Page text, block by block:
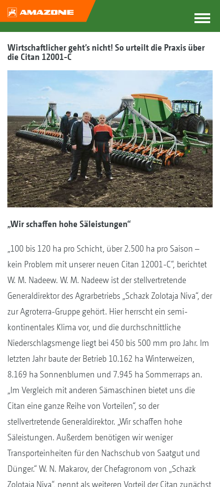
Wirtschaftlicher geht’s nicht! So urteilt die Praxis über
die Citan 12001-C
„Wir schaffen hohe Säleistungen“
„100 bis 120 ha pro Schicht, über 2.500 ha pro Saison –
kein Problem mit unserer neuen Citan 12001-C“, berichtet
W. M. Nadeew. W. M. Nadeew ist der stellvertretende
Generaldirektor des Agrarbetriebs „Schazk Zolotaja Niva“, der
zur Agroterra-Gruppe gehört. Hier herrscht ein semi-
kontinentales Klima vor, und die durchschnittliche
Niederschlagsmenge liegt bei 450 bis 500 mm pro Jahr. Im
letzten Jahr baute der Betrieb 10.162 ha Winterweizen,
8.169 ha Sonnenblumen und 7.945 ha Sommerraps an.
„Im Vergleich mit anderen Sämaschinen bietet uns die
Citan eine ganze Reihe von Vorteilen“, so der
stellvertretende Generaldirektor. „Wir schaffen hohe
Säleistungen. Außerdem benötigen wir weniger
Transporteinheiten für den Nachschub von Saatgut und
Dünger.“ W. N. Makarov, der Chefagronom von „Schazk
Zolotaja Niva“, nennt als weiteren Vorteil der Citan zunächst